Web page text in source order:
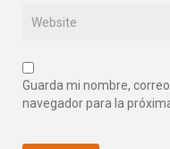
Guarda mi nombre,
navegador para la